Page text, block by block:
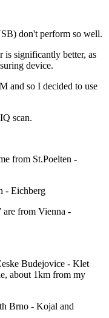
don't perform so well.
significantly better, as
device.
and so I decided to use
scan.
from St.Poelten -
- Eichberg
are from Vienna -
Budejovice - Klet
about 1km from my
Brno - Kojal and